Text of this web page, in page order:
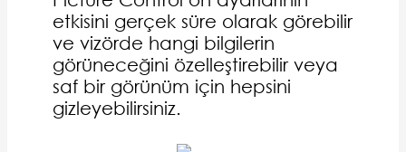
etkisini gerçek süre olarak görebilir
ve vizörde hangi bilgilerin
görüneceğini özelleştirebilir veya
saf bir görünüm için hepsini
gizleyebilirsiniz.